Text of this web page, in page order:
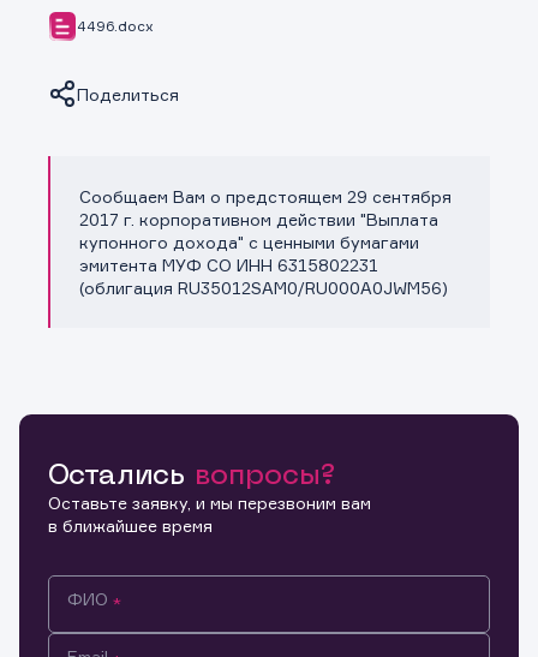
4496.docx
Поделиться
Копировать ссылку
Сообщаем Вам о предстоящем 29 сентября
2017 г. корпоративном действии "Выплата
купонного дохода" с ценными бумагами
эмитента МУФ СО ИНН 6315802231
(облигация RU35012SAM0/RU000A0JWM56)
Остались вопросы?
Оставьте заявку, и мы перезвоним вам
в ближайшее время
ФИО